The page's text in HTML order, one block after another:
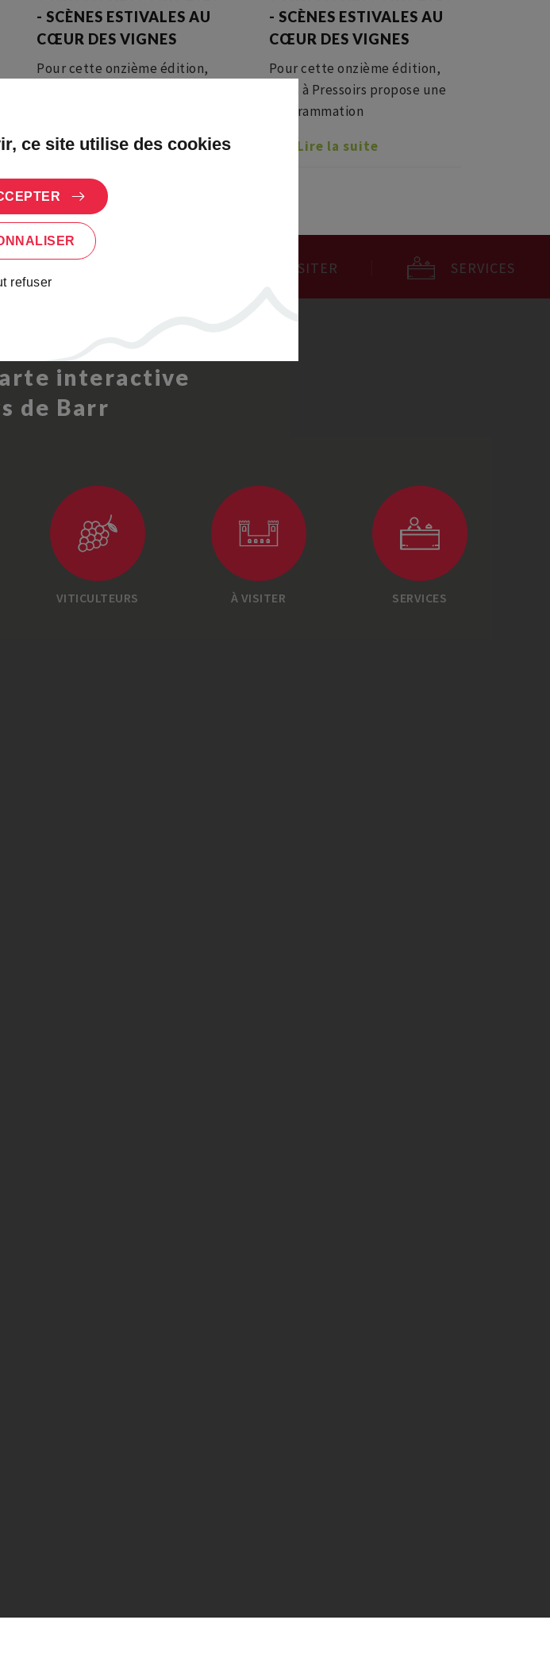
- SCÈNES ESTIVALES AU
CŒUR DES VIGNES
Pour cette onzième édition,
convivial de verdure, de
vignes, de jardins et de forêts,
Un tourbillon d’idées et de
folie !
Lire la suite
- SCÈNES ESTIVALES AU
CŒUR DES VIGNES
Pour cette onzième édition,
Soirs à Pressoirs propose une
programmation
convivial de verdure, de
Lire la suite
interactive
de Barr
VITICULTEURS À VISITER SERVICES
À VISITER SERVICES
ce site utilise des cookies
refuser